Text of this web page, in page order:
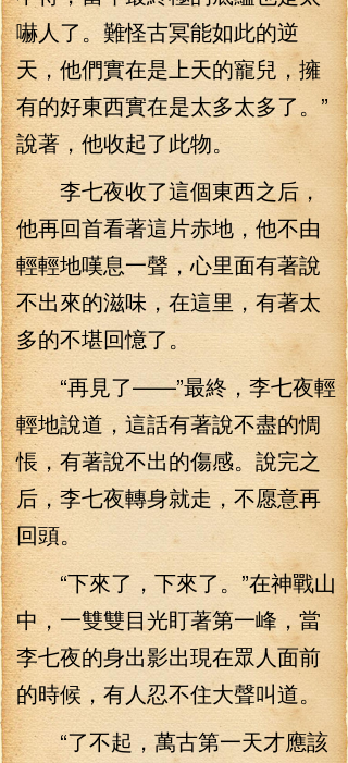
嚇人了。難怪古冥能如此的逆
天，他們實在是上天的寵兒，擁
有的好東西實在是太多太多了。”
說著，他收起了此物。
李七夜收了這個東西之后，
他再回首看著這片赤地，他不由
輕輕地嘆息一聲，心里面有著說
不出來的滋味，在這里，有著太
多的不堪回憶了。
“再見了——”最終，李七夜輕
輕地說道，這話有著說不盡的惆
悵，有著說不出的傷感。說完之
后，李七夜轉身就走，不愿意再
回頭。
“下來了，下來了。”在神戰山
中，一雙雙目光盯著第一峰，當
李七夜的身出影出現在眾人面前
的時候，有人忍不住大聲叫道。
“了不起，萬古第一天才應該